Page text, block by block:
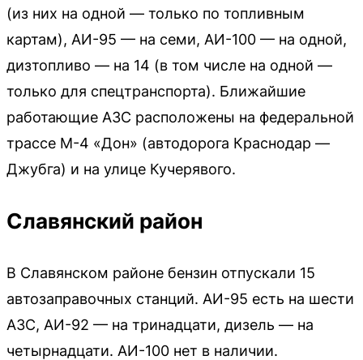
(из них на одной — только по топливным
картам), АИ-95 — на семи, АИ-100 — на одной,
дизтопливо — на 14 (в том числе на одной —
только для спецтранспорта). Ближайшие
работающие АЗС расположены на федеральной
трассе М-4 «Дон» (автодорога Краснодар —
Джубга) и на улице Кучерявого.
Славянский район
В Славянском районе бензин отпускали 15
автозаправочных станций. АИ-95 есть на шести
АЗС, АИ-92 — на тринадцати, дизель — на
четырнадцати. АИ-100 нет в наличии.